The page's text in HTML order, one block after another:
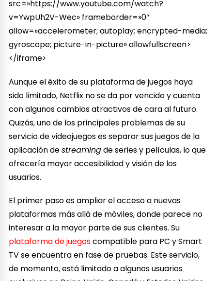
src=»https://www.youtube.com/watch?
v=YwpUh2V-Wec» frameborder=»0″
allow=»accelerometer; autoplay; encrypted-media;
gyroscope; picture-in-picture» allowfullscreen>
</iframe>
Aunque el éxito de su plataforma de juegos haya
sido limitado, Netflix no se da por vencido y cuenta
con algunos cambios atractivos de cara al futuro.
Quizás, uno de los principales problemas de su
servicio de videojuegos es separar sus juegos de la
aplicación destreamingde series y películas, lo que
ofrecería mayor accesibilidad y visión de los
usuarios.
El primer paso es ampliar el acceso a nuevas
plataformas más allá de móviles, donde parece no
interesar a la mayor parte de sus clientes. Su
plataforma de juegoscompatible para PC y Smart
TV se encuentra en fase de pruebas. Este servicio,
de momento, está limitado a algunos usuarios